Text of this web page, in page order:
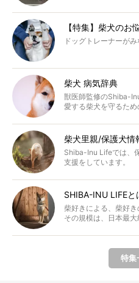
【特集】柴犬のお
ドッグトレーナーが
柴犬 病気辞典
獣医師監修のShiba-
愛する柴犬を守るた
柴犬里親/保護犬情
Shiba-Inu Lifeでは、
支援をしています。
SHIBA-INU LIFEと
柴好きによる、柴好き
その規模は、日本最大
特集